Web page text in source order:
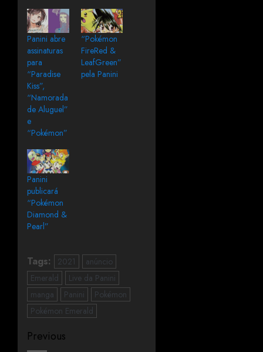
Panini abre
assinaturas
para
“Paradise
Kiss”,
“Namorada
de Aluguel”
e
“Pokémon”
“Pokémon
FireRed &
LeafGreen”
pela Panini
Panini
publicará
“Pokémon
Diamond &
Pearl”
Tags: 2021
anúncio
Emerald
Live da Panini
manga
Panini
Pokémon
Pokémon Emerald
Previous